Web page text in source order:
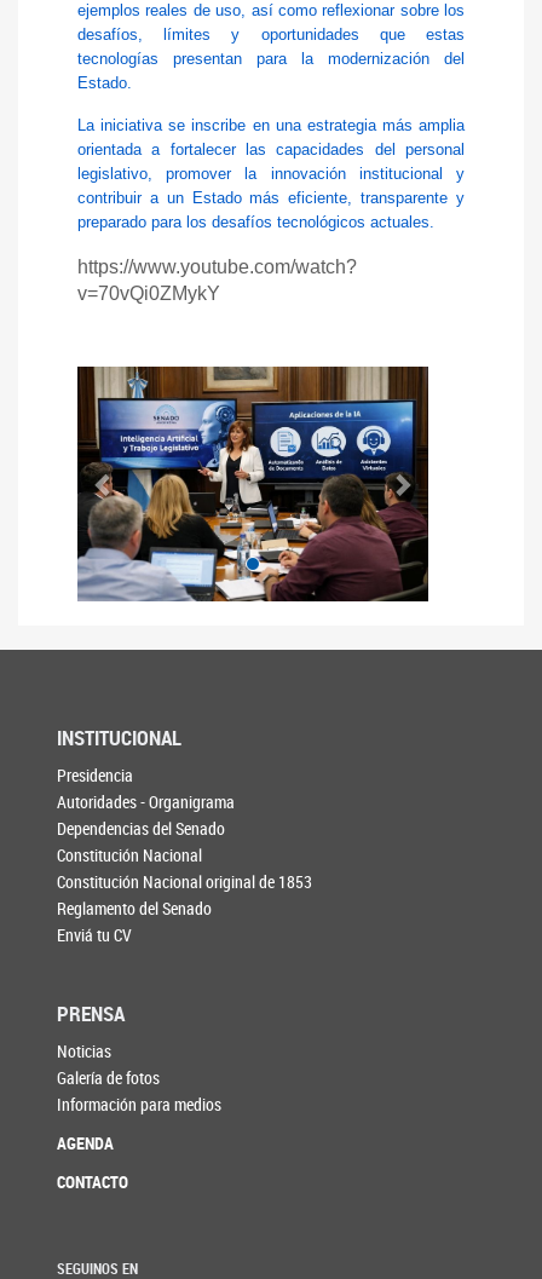
ejemplos reales de uso, así como reflexionar sobre los
desafíos, límites y oportunidades que estas
tecnologías presentan para la modernización del
Estado.
La iniciativa se inscribe en una estrategia más amplia
orientada a fortalecer las capacidades del personal
legislativo, promover la innovación institucional y
contribuir a un Estado más eficiente, transparente y
preparado para los desafíos tecnológicos actuales.
https://www.youtube.com/watch?
v=70vQi0ZMykY
Anterior Siguiente
INSTITUCIONAL
Presidencia
Autoridades - Organigrama
Dependencias del Senado
Constitución Nacional
Constitución Nacional original de 1853
Reglamento del Senado
Enviá tu CV
PRENSA
Noticias
Galería de fotos
Información para medios
AGENDA
CONTACTO
SEGUINOS EN